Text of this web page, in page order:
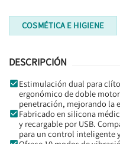
COSMÉTICA E HIGIENE
DESCRIPCIÓN
Estimulación dual para
ergonómico de doble
penetración, mejorando la
Fabricado en silicona
y recargable por USB.
para un control inteligente